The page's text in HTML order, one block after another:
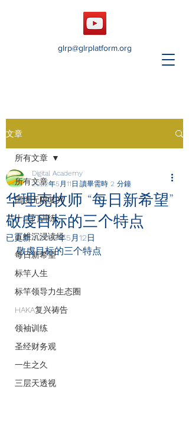
glrp@glrplatform.org
文章
所有文章
国度无限复兴
十二门训练
五维沉浸读经
每日新希望
标竿人生
标竿领导力生态圈
HAKA复兴祷告
领袖训练
圣经财务观
一生之久
三层天透视
所有文章
华理克牧师 “每日新希望”
敬虔目标的三个特点
Digital Academy
2022年5月11日 讀畢需時 2 分鐘
已更新：2022年5月12日
敬虔目标的三个特点